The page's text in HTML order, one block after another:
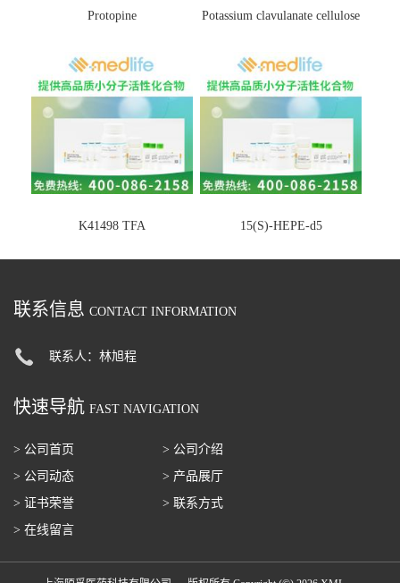
Protopine Potassium clavulanate cellulose
K41498 TFA 15(S)-HEPE-d5
联系信息 CONTACT INFORMATION
联系人：林旭程
快速导航 FAST NAVIGATION
> 公司首页
> 公司介绍
> 公司动态
> 产品展厅
> 证书荣誉
> 联系方式
> 在线留言